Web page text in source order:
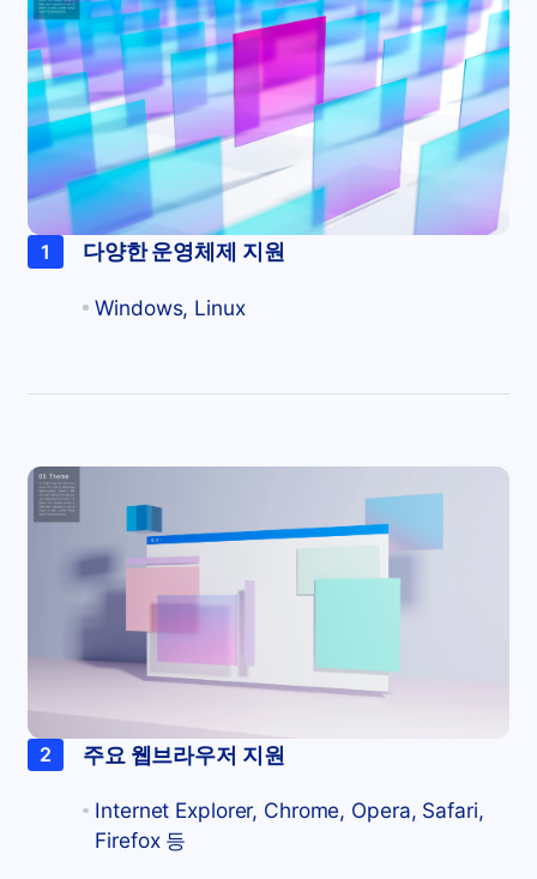
1 다양한 운영체제 지원
Windows, Linux
2 주요 웹브라우저 지원
Internet Explorer, Chrome, Opera, Safari,
Firefox 등